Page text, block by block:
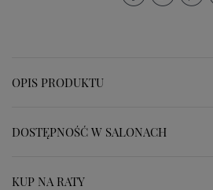
OPIS PRODUKTU
DOSTĘPNOŚĆ W SALONACH
KUP NA RATY